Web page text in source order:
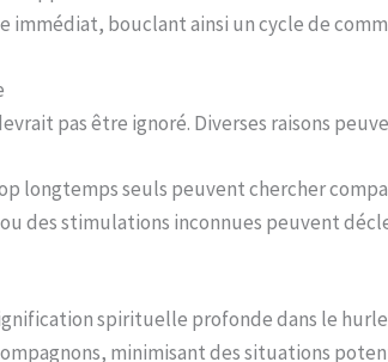
immédiat, bouclant ainsi un cycle de
pas être ignoré. Diverses raisons
longtemps seuls peuvent chercher
des stimulations inconnues peuvent
spirituelle profonde dans le
minimisant des situations